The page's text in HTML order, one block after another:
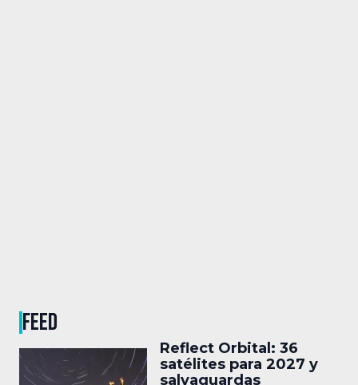
FEED
Reflect Orbital: 36
satélites para 2027 y
salvaguardas